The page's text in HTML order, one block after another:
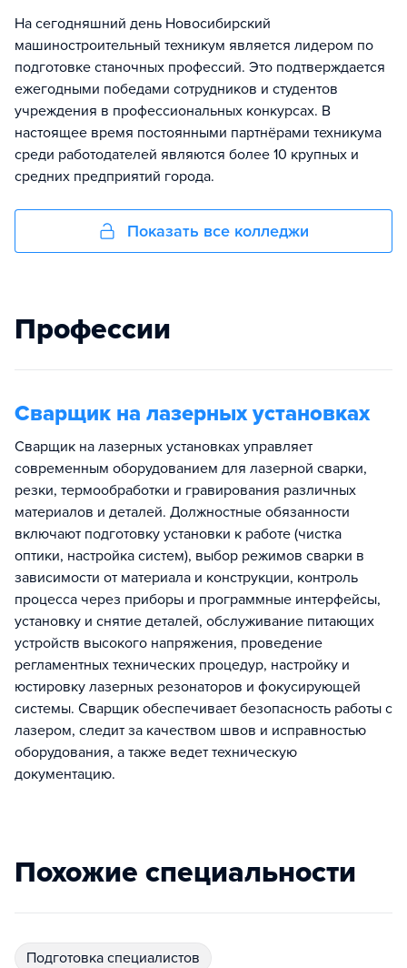
На сегодняшний день Новосибирский
машиностроительный техникум является лидером по
подготовке станочных профессий. Это подтверждается
ежегодными победами сотрудников и студентов
учреждения в профессиональных конкурсах. В
настоящее время постоянными партнёрами техникума
среди работодателей являются более 10 крупных и
средних предприятий города.
Показать все колледжи
Профессии
Сварщик на лазерных установках
Сварщик на лазерных установках управляет
современным оборудованием для лазерной сварки,
резки, термообработки и гравирования различных
материалов и деталей. Должностные обязанности
включают подготовку установки к работе (чистка
оптики, настройка систем), выбор режимов сварки в
зависимости от материала и конструкции, контроль
процесса через приборы и программные интерфейсы,
установку и снятие деталей, обслуживание питающих
устройств высокого напряжения, проведение
регламентных технических процедур, настройку и
юстировку лазерных резонаторов и фокусирующей
системы. Сварщик обеспечивает безопасность работы с
лазером, следит за качеством швов и исправностью
оборудования, а также ведет техническую
документацию.
Похожие специальности
подготовка специалистов